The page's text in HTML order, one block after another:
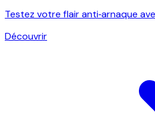
Testez votre flair anti‑arnaque
Découvrir